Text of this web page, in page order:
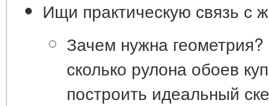
Ищи практическую связь с
Зачем нужна
сколько рулона обоев
построить идеальный